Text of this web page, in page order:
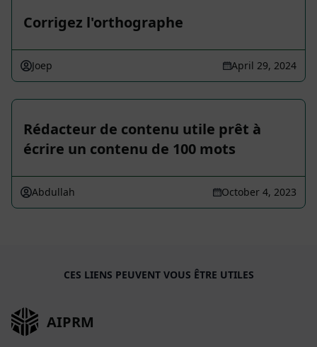
Corrigez l'orthographe
Joep April 29, 2024
Rédacteur de contenu utile prêt à
écrire un contenu de 100 mots
Abdullah October 4, 2023
CES LIENS PEUVENT VOUS ÊTRE UTILES
AIPRM